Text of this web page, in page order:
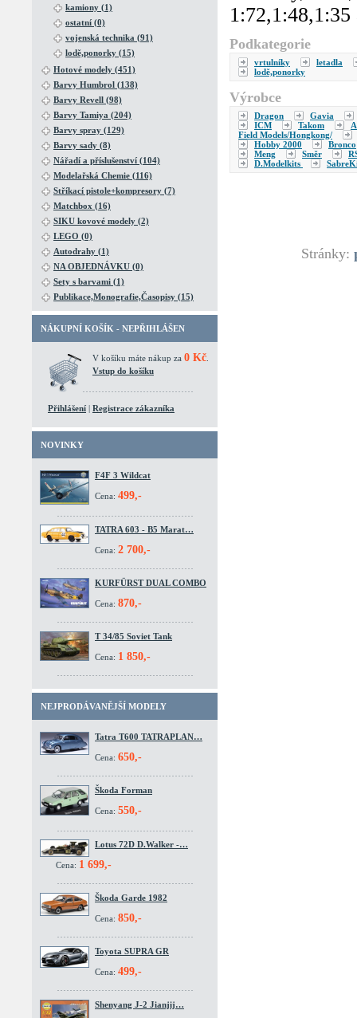
kamiony (1)
ostatní (0)
vojenská technika (91)
lodě,ponorky (15)
Hotové modely (451)
Barvy Humbrol (138)
Barvy Revell (98)
Barvy Tamiya (204)
Barvy spray (129)
Barvy sady (8)
Nářadí a příslušenství (104)
Modelařská Chemie (116)
Stříkací pistole+kompresory (7)
Matchbox (16)
SIKU kovové modely (2)
LEGO (0)
Autodrahy (1)
NA OBJEDNÁVKU (0)
Sety s barvami (1)
Publikace,Monografie,Časopisy (15)
NÁKUPNÍ KOŠÍK - NEPŘIHLÁŠEN
V košíku máte nákup za 0 Kč
Vstup do košíku
Přihlášení | Registrace zákazníka
NOVINKY
F4F 3 Wildcat
Cena: 499,-
TATRA 603 - B5 Marat…
Cena: 2 700,-
KURFÜRST DUAL COMBO
Cena: 870,-
T 34/85 Soviet Tank
Cena: 1 850,-
NEJPRODÁVANĚJŠÍ MODELY
Tatra T600 TATRAPLAN…
Cena: 650,-
Škoda Forman
Cena: 550,-
Lotus 72D D.Walker -…
Cena: 1 699,-
Škoda Garde 1982
Cena: 850,-
Toyota SUPRA GR
Cena: 499,-
Shenyang J-2 Jianjij…
1:72,1:48,1:35
Podkategorie
vrtulníky
letadla
lodě,ponorky
Výrobce
Dragon
Gavia
ICM
Takom
Field Models/Hongkong/
Hobby 2000
Bronco
Meng
Směr
D.Modelkits
Stránky: